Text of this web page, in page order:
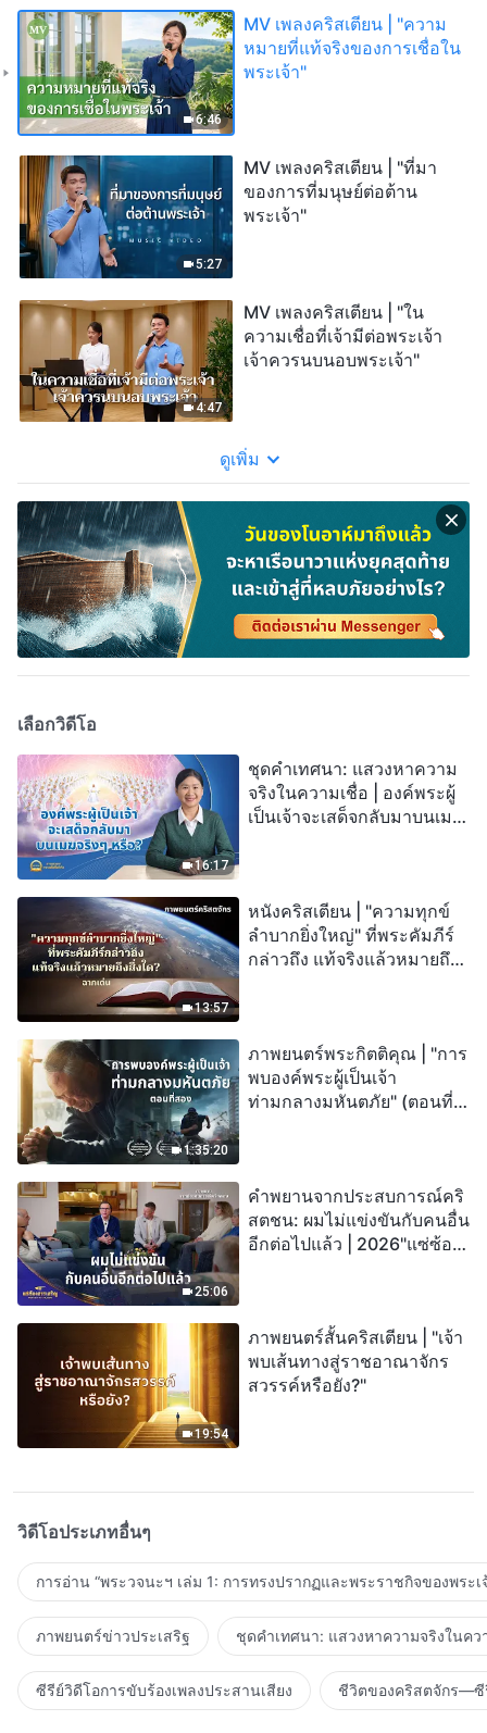
6:46
MV เพลงคริสเตียน | "ความ
หมายที่แท้จริงของการเชื่อใน
พระเจ้า"
5:27
MV เพลงคริสเตียน | "ที่มา
ของการที่มนุษย์ต่อต้าน
พระเจ้า"
4:47
MV เพลงคริสเตียน | "ใน
ความเชื่อที่เจ้ามีต่อพระเจ้า
เจ้าควรนบนอบพระเจ้า"
ดูเพิ่ม
เลือกวิดีโอ
16:17
ชุดคำเทศนา: แสวงหาความ
จริงในความเชื่อ | องค์พระผู้
เป็นเจ้าจะเสด็จกลับมาบนเมฆ
13:57
หนังคริสเตียน | "ความทุกข์
ลำบากยิ่งใหญ่" ที่พระคัมภีร์
กล่าวถึง แท้จริงแล้วหมายถึง
1:35:20
ภาพยนตร์พระกิตติคุณ | "การ
พบองค์พระผู้เป็นเจ้า
ท่ามกลางมหันตภัย" (ตอนที่
25:06
คำพยานจากประสบการณ์คริ
สตชน: ผมไม่แข่งขันกับคนอื่น
อีกต่อไปแล้ว | 2026"แซ่ซ้อง
19:54
ภาพยนตร์สั้นคริสเตียน | "เจ้า
พบเส้นทางสู่ราชอาณาจักร
สวรรค์หรือยัง?"
วิดีโอประเภทอื่นๆ
การอ่าน “พระวจนะฯ เล่ม 1: การทรงปรากฏและพระราชกิจของพระเ
ภาพยนตร์ข่าวประเสริฐ ชุดคำเทศนา: แสวงหาความจริงในคว
ซีรีย์วิดีโอการขับร้องเพลงประสานเสียง ชีวิตของคริสตจักร—ซี